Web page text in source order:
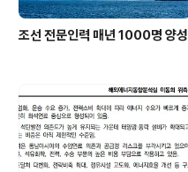
조선 전문인력 매년 1000명 양성